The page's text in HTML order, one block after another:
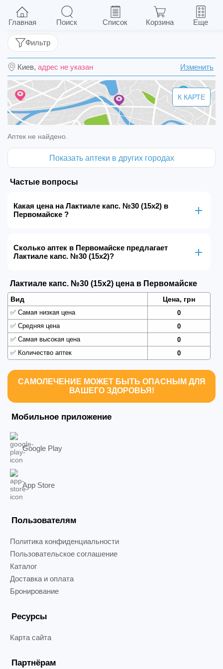
Лактиале капс. №30 (15х2)
Киев, адрес не указан Изменить
Фильтр
К КАРТЕ
Аптек не найдено.
Показать аптеки в других городах
Частые вопросы
Какая цена на Лактиале капс. №30 (15х2) в
Первомайске ?
Сколько аптек в Первомайске предлагает
Лактиале капс. №30 (15х2)?
Лактиале капс. №30 (15х2) цена в Первомайске
Вид Цена, грн
✅ Самая низкая цена
0
✅ Средняя цена
0
✅ Самая высокая цена
0
✅ Количество аптек 0
САМОЛЕЧЕНИЕ МОЖЕТ БЫТЬ ОПАСНЫМ ДЛЯ
ВАШЕГО ЗДОРОВЬЯ!
Мобильное приложение
Google Play
App Store
Пользователям
Политика конфиденциальности
Пользовательское соглашение
Каталог
Доставка и оплата
Бронирование
Ресурсы
Карта сайта
Партнёрам
Главная Поиск Список Корзина Еще